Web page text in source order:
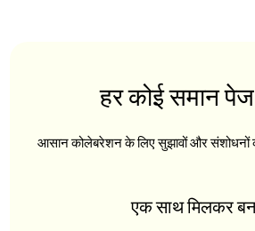
हर कोई समानपेज
आसान कोलेबरेशन के लिए सुझावों और
एक साथ मिलकर